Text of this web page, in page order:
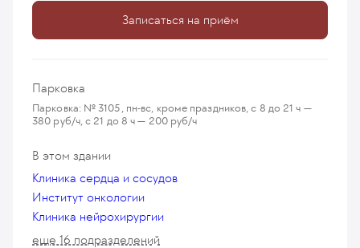
Записаться на приём
Парковка
Парковка: № 3105, пн-вс, кроме праздников, с 8 до 21 ч —
380 руб/ч, с 21 до 8 ч — 200 руб/ч
В этом здании
Клиника сердца и сосудов
Институт онкологии
Клиника нейрохирургии
еще 16 подразделений